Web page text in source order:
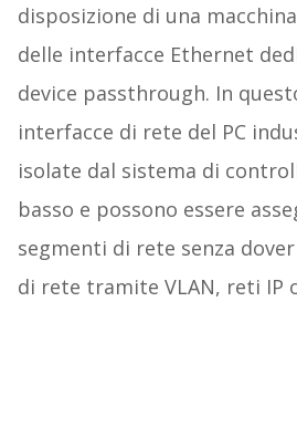
disposizione di una
delle interfacce Ethernet
device passthrough. In
interfacce di rete del PC
isolate dal sistema di
basso e possono essere
segmenti di rete senza
di rete tramite VLAN, reti IP